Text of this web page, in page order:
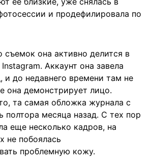
и продефилировала по
она активно делится в
Аккаунт она завела
и до недавнего времени там не
она демонстрирует лицо.
та самая обложка журнала с
полтора месяца назад. С тех пор
еще несколько кадров, на
не побоялась
проблемную кожу.